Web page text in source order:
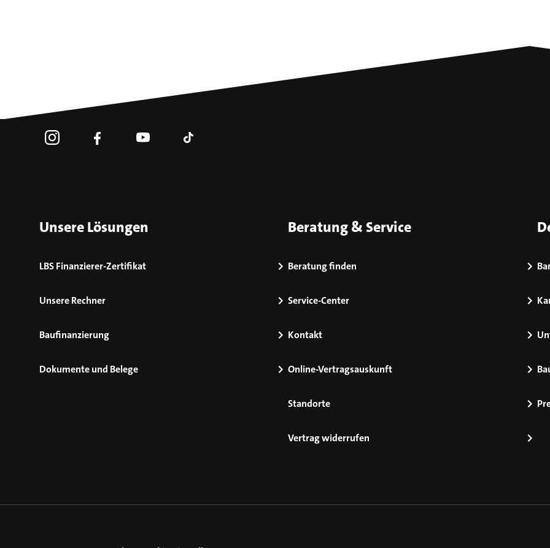
Unsere Lösungen
LBS Finanzierer-Zertifikat
Unsere Rechner
Baufinanzierung
Dokumente und Belege
Beratung & Service
Beratung finden
Service-Center
Kontakt
Online-Vertragsauskunft
Standorte
Vertrag widerrufen